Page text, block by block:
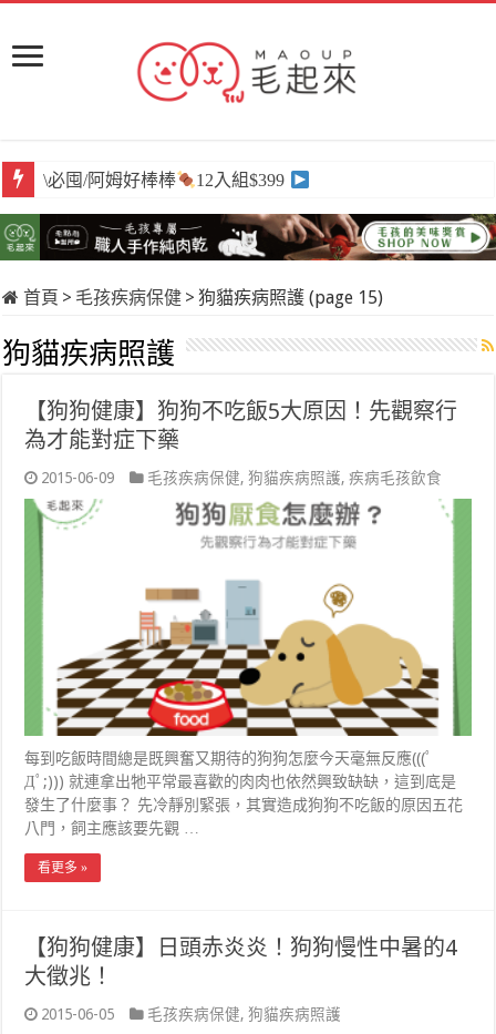
\必囤/阿姆好棒棒 12入組$399
首頁 > 毛孩疾病保健 > 狗貓疾病照護 (page 15)
狗貓疾病照護
【狗狗健康】狗狗不吃飯5大原因！先觀察行
為才能對症下藥
2015-06-09 毛孩疾病保健,狗貓疾病照護,疾病毛孩飲食
每到吃飯時間總是既興奮又期待的狗狗怎麼今天毫無反應(((ﾟ
Дﾟ;))) 就連拿出牠平常最喜歡的肉肉也依然興致缺缺，這到底是
發生了什麼事？ 先冷靜別緊張，其實造成狗狗不吃飯的原因五花
八門，飼主應該要先觀 …
看更多 »
【狗狗健康】日頭赤炎炎！狗狗慢性中暑的4
大徵兆！
2015-06-05 毛孩疾病保健,狗貓疾病照護